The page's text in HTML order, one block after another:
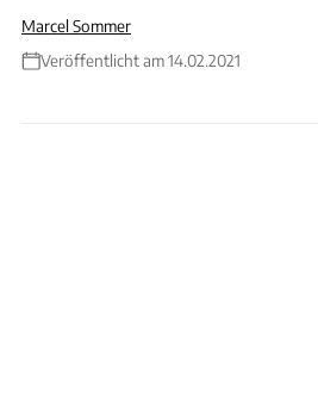
Marcel Sommer
Veröffentlicht am 14.02.2021